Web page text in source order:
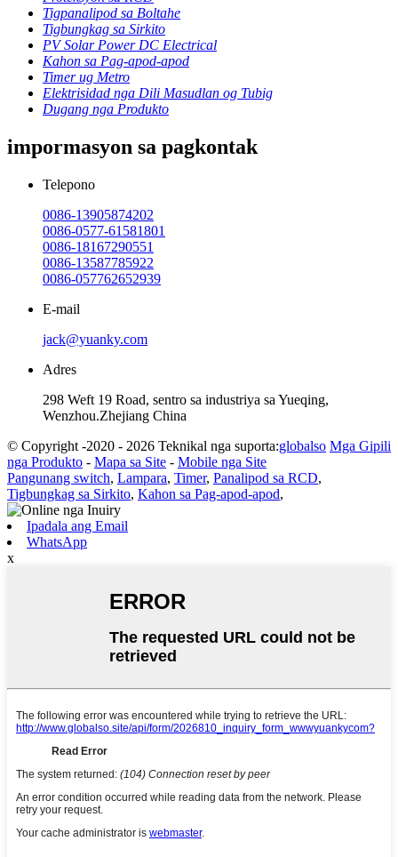
Tigpanalipod sa Boltahe
Tigbungkag sa Sirkito
PV Solar Power DC Electrical
Kahon sa Pag-apod-apod
Timer ug Metro
Elektrisidad nga Dili Masudlan og Tubig
Dugang nga Produkto
impormasyon sa pagkontak
Telepono
0086-13905874202
0086-0577-61581801
0086-18167290551
0086-13587785922
0086-057762652939
E-mail
jack@yuanky.com
Adres
298 Weft 19 Road, sentro sa industriya sa Yueqing,
Wenzhou.Zhejiang China
© Copyright -2020 - 2026 Teknikal nga suporta:globalso Mga Gipili
nga Produkto - Mapa sa Site - Mobile nga Site
Pangunang switch, Lampara, Timer, Panalipod sa RCD,
Tigbungkag sa Sirkito, Kahon sa Pag-apod-apod,
Ipadala ang Email
WhatsApp
x